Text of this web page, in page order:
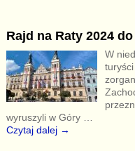
Rajd na Raty 2024
W
wyruszyli w Góry
Czytaj dalej →